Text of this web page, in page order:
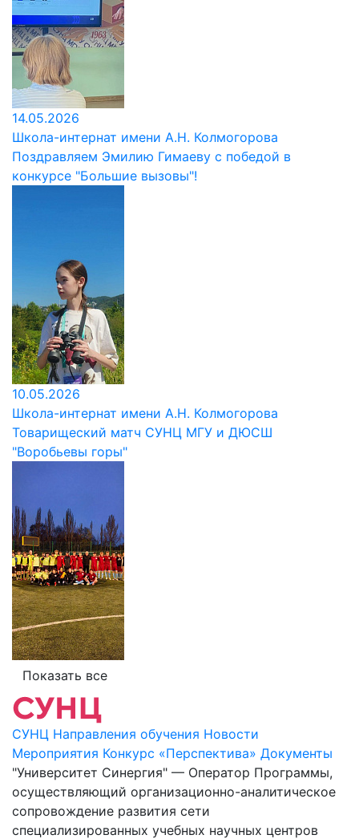
14.05.2026
Школа-интернат имени А.Н. Колмогорова
Поздравляем Эмилию Гимаеву с победой в
конкурсе "Большие вызовы"!
10.05.2026
Школа-интернат имени А.Н. Колмогорова
Товарищеский матч СУНЦ МГУ и ДЮСШ
"Воробьевы горы"
Показать все
СУНЦ Направления обучения Новости
Мероприятия Конкурс «Перспектива» Документы
"Университет Синергия" — Оператор Программы,
осуществляющий организационно-аналитическое
сопровождение развития сети
специализированных учебных научных центров